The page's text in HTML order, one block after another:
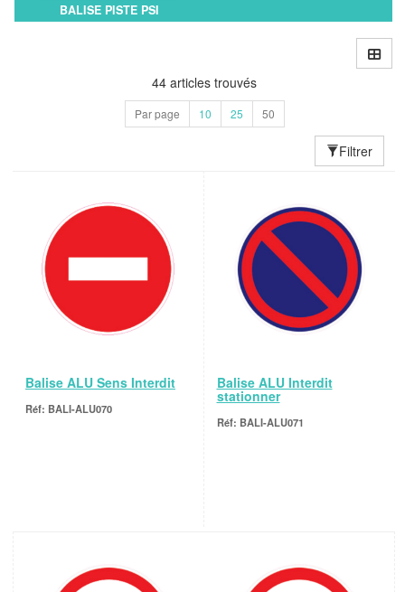
BALISE PISTE PSI
44 articles trouvés
Par page 10 25 50
Filtrer
Balise ALU Sens Interdit
BALI-ALU070
Balise ALU Interdit
stationner
BALI-ALU071